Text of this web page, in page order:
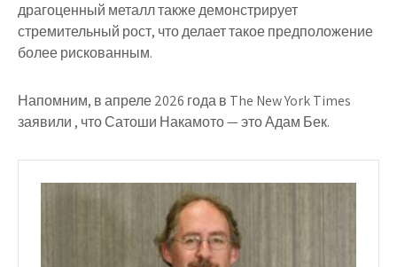
драгоценный металл также демонстрирует
стремительный рост, что делает такое предположение
более рискованным.
Напомним, в апреле 2026 года в The New York Times
заявили , что Сатоши Накамото — это Адам Бек.